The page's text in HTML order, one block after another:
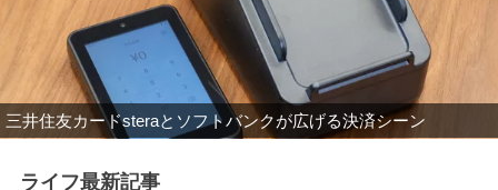
三井住友カードsteraとソフトバンクが広げる決済シーン
ライフ最新記事